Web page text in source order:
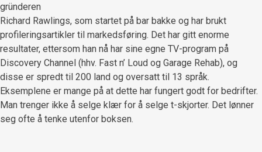
gründeren
Richard Rawlings, som startet på bar bakke og har brukt
profileringsartikler til markedsføring. Det har gitt enorme
resultater, ettersom han nå har sine egne TV-program på
Discovery Channel (hhv. Fast n’ Loud og Garage Rehab), og
disse er spredt til 200 land og oversatt til 13 språk.
Eksemplene er mange på at dette har fungert godt for bedrifter.
Man trenger ikke å selge klær for å selge t-skjorter. Det lønner
seg ofte å tenke utenfor boksen.